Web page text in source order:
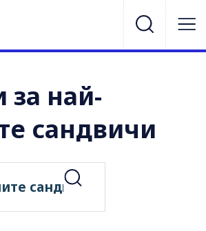
за най-
сандвичи